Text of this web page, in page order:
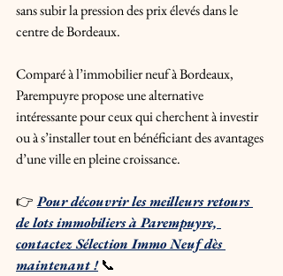
sans subir la pression des prix élevés dans le
centre de Bordeaux.
Comparé à l’immobilier neuf à Bordeaux,
Parempuyre propose une alternative
intéressante pour ceux qui cherchent à investir
ou à s’installer tout en bénéficiant des avantages
d’une ville en pleine croissance.
👉 Pour découvrir les meilleurs retours
de lots immobiliers à Parempuyre,
contactez Sélection Immo Neuf dès
maintenant ! 📞